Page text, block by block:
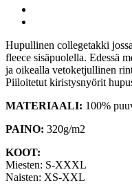
Hupullinen collegetakki
fleece sisäpuolella. Edessä
ja oikealla vetoketjullinen
Piiloitetut kiristysnyörit
MATERIAALI: 100%
PAINO: 320g/m2
KOOT:
Miesten: S-XXXL
Naisten: XS-XXL